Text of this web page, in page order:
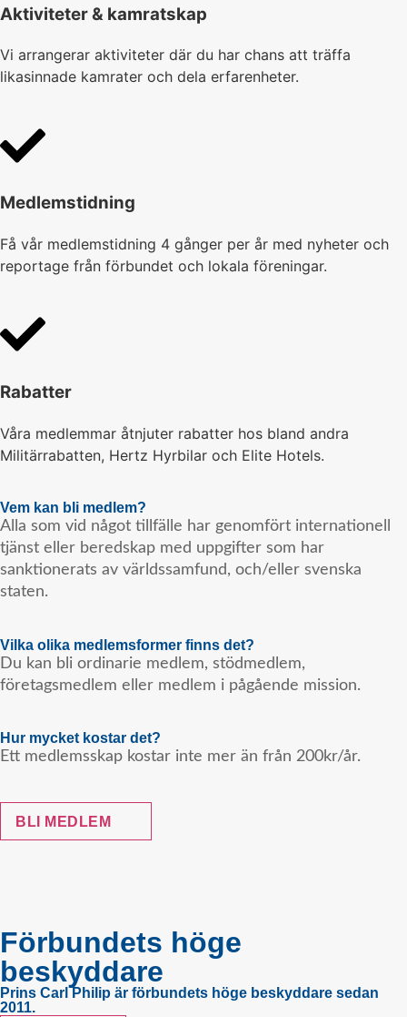
Aktiviteter & kamratskap
Vi arrangerar aktiviteter där du har chans att träffa
likasinnade kamrater och dela erfarenheter.
Medlemstidning
Få vår medlemstidning 4 gånger per år med nyheter och
reportage från förbundet och lokala föreningar.
Rabatter
Våra medlemmar åtnjuter rabatter hos bland andra
Militärrabatten, Hertz Hyrbilar och Elite Hotels.
Vem kan bli medlem?
Alla som vid något tillfälle har genomfört internationell
tjänst eller beredskap med uppgifter som har
sanktionerats av världssamfund, och/eller svenska
staten.
Vilka olika medlemsformer finns det?
Du kan bli ordinarie medlem, stödmedlem,
företagsmedlem eller medlem i pågående mission.
Hur mycket kostar det?
Ett medlemsskap kostar inte mer än från 200kr/år.
BLI MEDLEM
Förbundets höge
beskyddare
Prins Carl Philip är förbundets höge beskyddare sedan
2011.